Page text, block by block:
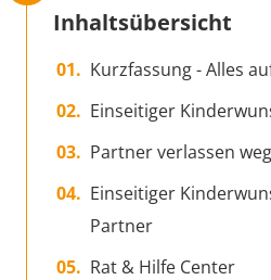
Inhaltsübersicht
Kurzfassung - Alles
Einseitiger
Partner verlassen
Einseitiger
Partner
Rat & Hilfe Center